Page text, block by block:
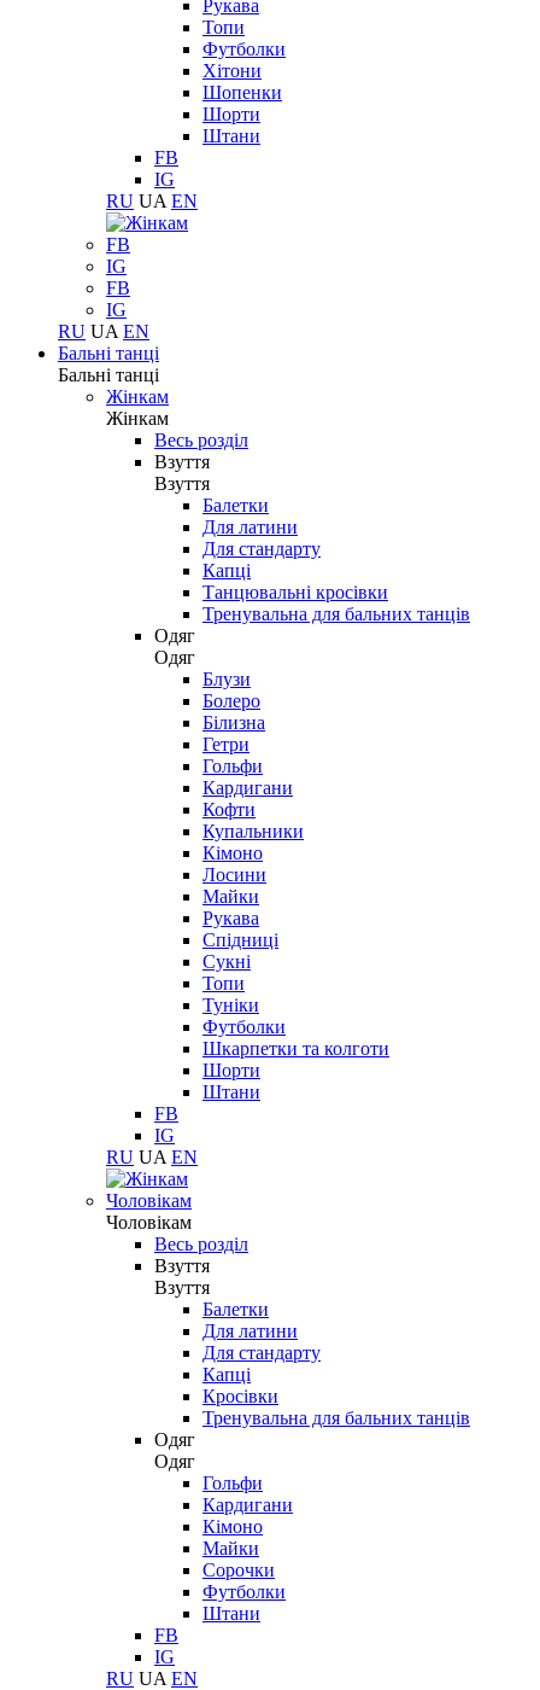
Рукава
Топи
Футболки
Хітони
Шопенки
Шорти
Штани
FB
IG
RU UA EN
FB
IG
FB
IG
RU UA EN
Бальні танці
Бальні танці
Жінкам
Жінкам
Весь розділ
Взуття
Взуття
Балетки
Для латини
Для стандарту
Капці
Танцювальні кросівки
Тренувальна для бальних танців
Одяг
Одяг
Блузи
Болеро
Білизна
Гетри
Гольфи
Кардигани
Кофти
Купальники
Кімоно
Лосини
Майки
Рукава
Спідниці
Сукні
Топи
Туніки
Футболки
Шкарпетки та колготи
Шорти
Штани
FB
IG
RU UA EN
Чоловікам
Чоловікам
Весь розділ
Взуття
Взуття
Балетки
Для латини
Для стандарту
Капці
Кросівки
Тренувальна для бальних танців
Одяг
Одяг
Гольфи
Кардигани
Кімоно
Майки
Сорочки
Футболки
Штани
FB
IG
RU UA EN